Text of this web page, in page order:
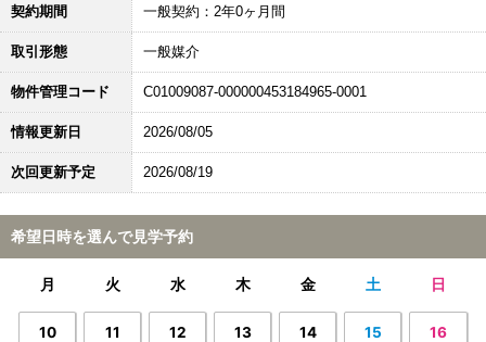
契約期間 一般契約：2年0ヶ月間
取引形態 一般媒介
物件管理コード C01009087-000000453184965-0001
情報更新日 2026/08/05
次回更新予定 2026/08/19
希望日時を選んで見学予約
月 火 水 木 金 土 日
10 11 12 13 14 15 16